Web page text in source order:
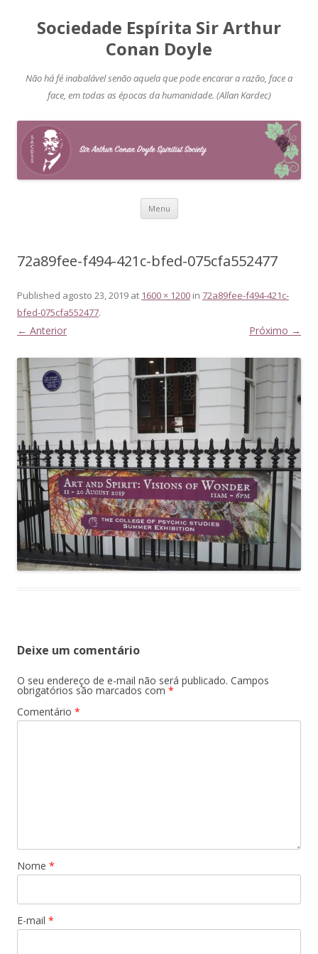
Sociedade Espírita Sir Arthur
Conan Doyle
Não há fé inabalável senão aquela que pode encarar a razão, face a
face, em todas as épocas da humanidade. (Allan Kardec)
Menu Pular
72a89fee-f494-421c-bfed-075cfa552477
Published agosto 23, 2019 at 1600 × 1200 in 72a89fee-f494-421c-
bfed-075cfa552477.
← Anterior Próximo →
Deixe um comentário
O seu endereço de e-mail não será publicado. Campos
obrigatórios são marcados com *
Comentário *
Nome *
E-mail *